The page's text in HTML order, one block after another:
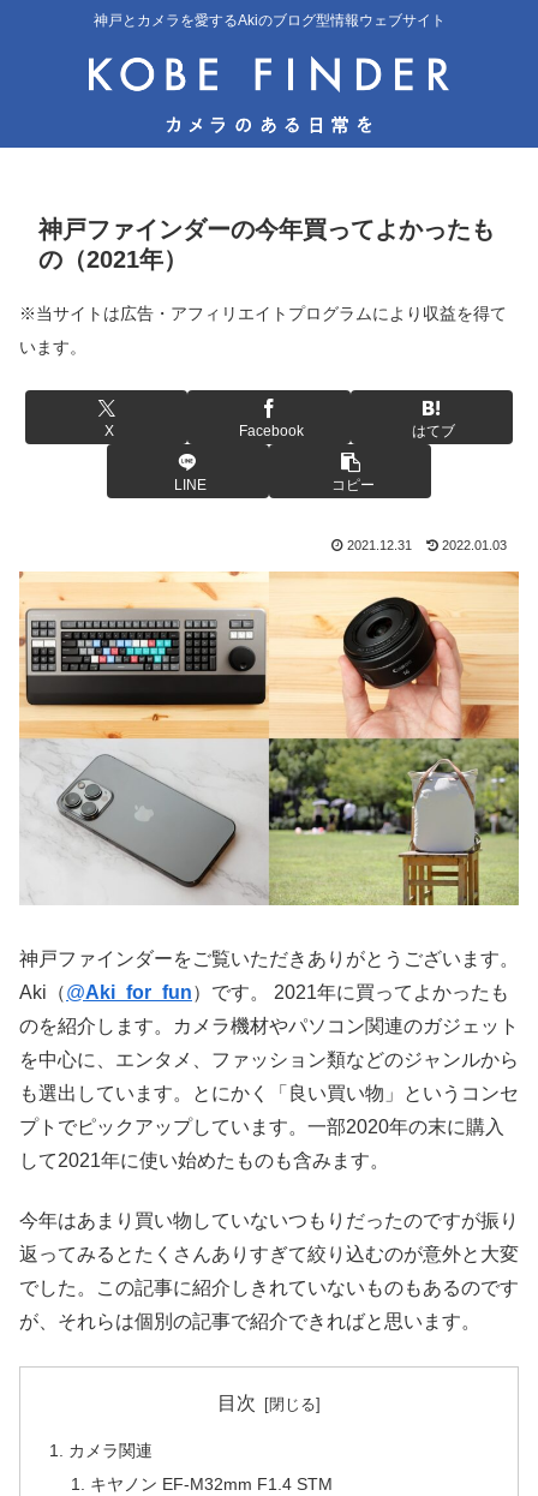
神戸とカメラを愛するAkiのブログ型情報ウェブサイト
神戸ファインダーの今年買ってよかったも
の（2021年）
※当サイトは広告・アフィリエイトプログラムにより収益を得て
います。
X Facebook はてブ
LINE コピー
2021.12.31 2022.01.03
神戸ファインダーをご覧いただきありがとうございます。
Aki（@Aki_for_fun）です。 2021年に買ってよかったも
のを紹介します。カメラ機材やパソコン関連のガジェット
を中心に、エンタメ、ファッション類などのジャンルから
も選出しています。とにかく「良い買い物」というコンセ
プトでピックアップしています。一部2020年の末に購入
して2021年に使い始めたものも含みます。
今年はあまり買い物していないつもりだったのですが振り
返ってみるとたくさんありすぎて絞り込むのが意外と大変
でした。この記事に紹介しきれていないものもあるのです
が、それらは個別の記事で紹介できればと思います。
目次
カメラ関連
キヤノン EF-M32mm F1.4 STM